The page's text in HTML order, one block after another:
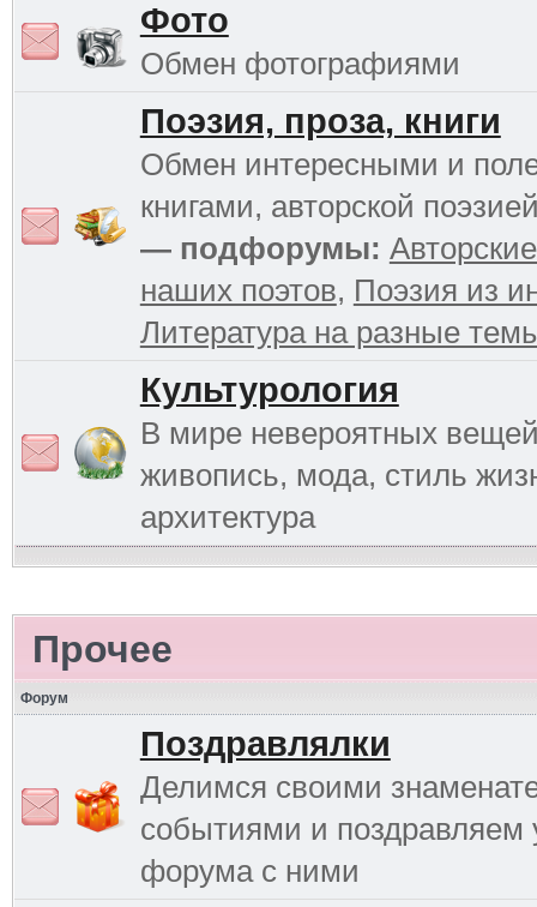
Фото
Обмен фотографиями
Поэзия, проза, книги
Обмен интересными и
книгами, авторской
— подфорумы:
наших поэтов, Поэзия из
Литература на разные
Культурология
В мире невероятных
живопись, мода, стиль
архитектура
Прочее
Форум
Поздравлялки
Делимся своими
событиями и поздравляем
форума с ними